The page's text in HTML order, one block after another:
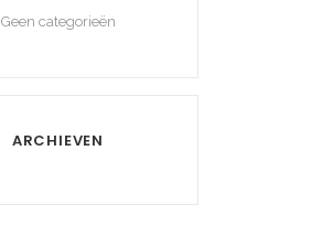
Geen categorieën
ARCHIEVEN